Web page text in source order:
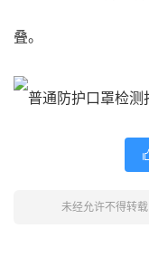
叠。
未经允许不得转载